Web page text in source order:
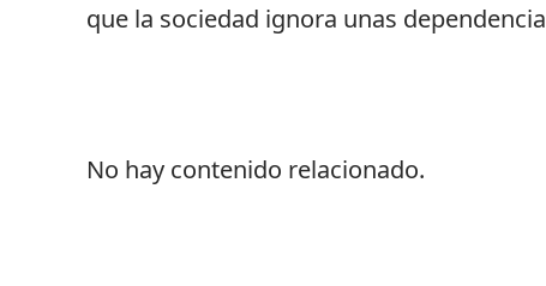
que la sociedad ignora unas
No hay contenido relacionado.